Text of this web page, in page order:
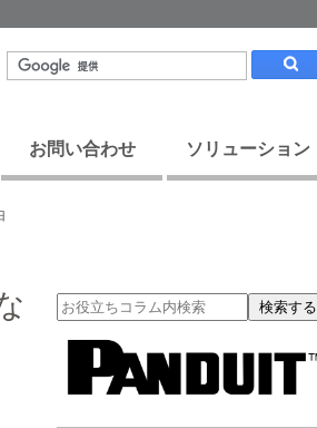
お問い合わせ ソリューション
検索する